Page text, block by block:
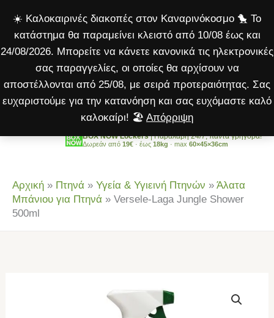
☀️ Καλοκαιρινές διακοπές στον Καναρινόκοσμο 🐤 Το
κατάστημα θα παραμείνει κλειστό από 10/08 έως και
24/08/2026. Μπορείτε να κάνετε κανονικά τις ηλεκτρονικές
σας παραγγελίες, οι οποίες θα αρχίσουν να
αποστέλλονται από 25/08, με σειρά προτεραιότητας. Σας
ευχαριστούμε για την κατανόηση και σας ευχόμαστε καλό
καλοκαίρι! 🏖️ Απόρριψη
στο
περιεχόμενο
BOX NOW Lockers| Παραλαβή 24/7, πάντα γρήγορα!
Δωρεάν από 19€ · έως 18kg · max 60×45×36cm
Αρχική » Πτηνά » Υγεία & Υγιεινή Πτηνών » Άλατα
Μπάνιου για Πτηνά » Versele-Laga Jungle Shower
500ml
Shower
500ml
ποσότητα